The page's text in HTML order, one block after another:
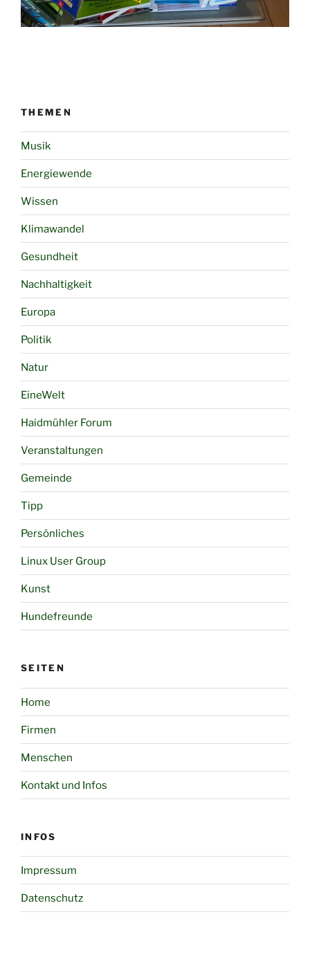
THEMEN
Musik
Energiewende
Wissen
Klimawandel
Gesundheit
Nachhaltigkeit
Europa
Politik
Natur
EineWelt
Haidmühler Forum
Veranstaltungen
Gemeinde
Tipp
Persönliches
Linux User Group
Kunst
Hundefreunde
SEITEN
Home
Firmen
Menschen
Kontakt und Infos
INFOS
Impressum
Datenschutz